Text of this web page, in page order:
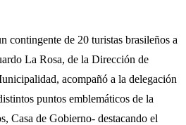
contingente de 20 turistas brasileños a
La Rosa, de la Dirección de
acompañó a la delegación
puntos emblemáticos de la
Casa de Gobierno- destacando el